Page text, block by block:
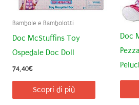
Bambole e Bambolotti
Doc McStuffins Toy
Ospedale Doc Doll
74,40€
Scopri di più
Doc